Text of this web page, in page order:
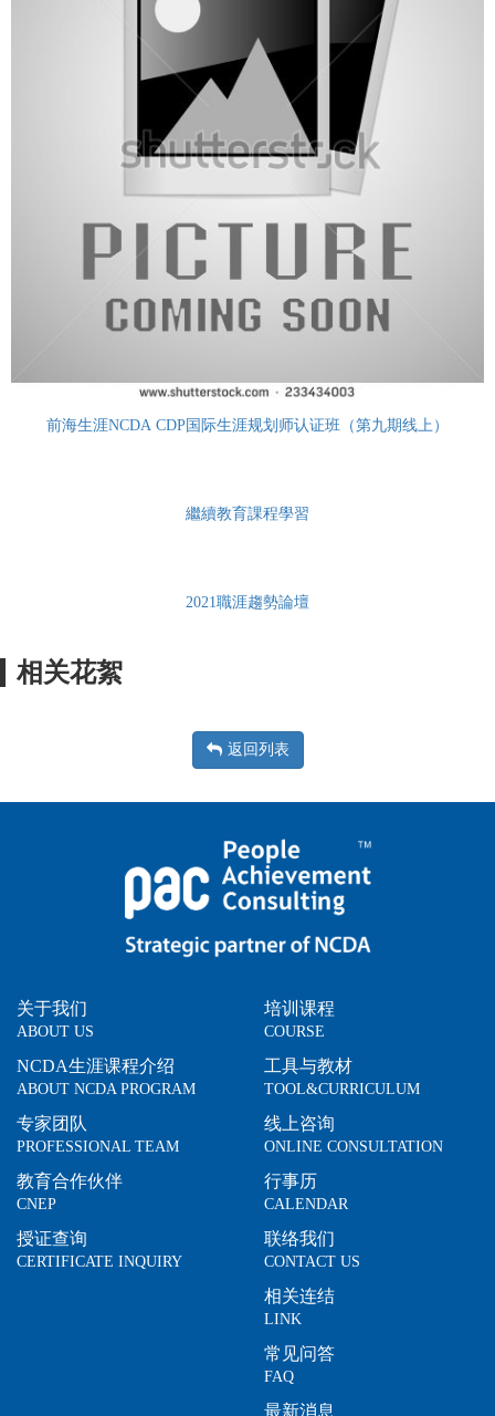
前海生涯NCDA CDP国际生涯规划师认证班（第九期线上）
繼續教育課程學習
2021職涯趨勢論壇
相关花絮
返回列表
关于我们
ABOUT US
NCDA生涯课程介绍
ABOUT NCDA PROGRAM
专家团队
PROFESSIONAL TEAM
教育合作伙伴
CNEP
授证查询
CERTIFICATE INQUIRY
培训课程
COURSE
工具与教材
TOOL&CURRICULUM
线上咨询
ONLINE CONSULTATION
行事历
CALENDAR
联络我们
CONTACT US
相关连结
LINK
常见问答
FAQ
最新消息